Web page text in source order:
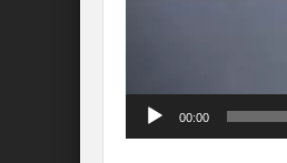
00:00